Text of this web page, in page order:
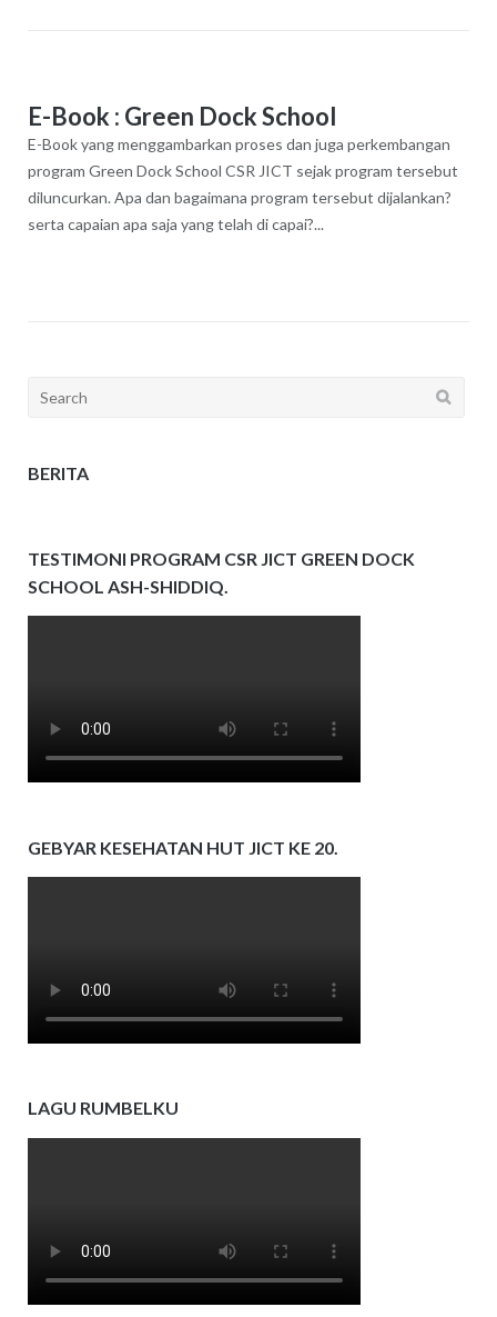
E-Book : Green Dock School
E-Book yang menggambarkan proses dan juga perkembangan
program Green Dock School CSR JICT sejak program tersebut
diluncurkan. Apa dan bagaimana program tersebut dijalankan?
serta capaian apa saja yang telah di capai?...
Search
BERITA
TESTIMONI PROGRAM CSR JICT GREEN DOCK
SCHOOL ASH-SHIDDIQ.
GEBYAR KESEHATAN HUT JICT KE 20.
LAGU RUMBELKU